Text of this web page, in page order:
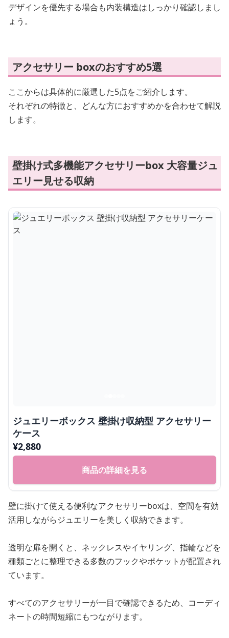
デザインを優先する場合も内装構造はしっかり確認しまし
ょう。
アクセサリー boxのおすすめ5選
ここからは具体的に厳選した5点をご紹介します。
それぞれの特徴と、どんな方におすすめかを合わせて解説
します。
壁掛け式多機能アクセサリーbox 大容量ジュ
エリー見せる収納
ジュエリーボックス 壁掛け収納型 アクセサリー
ケース
¥2,880
商品の詳細を見る
壁に掛けて使える便利なアクセサリーboxは、空間を有効
活用しながらジュエリーを美しく収納できます。
透明な扉を開くと、ネックレスやイヤリング、指輪などを
種類ごとに整理できる多数のフックやポケットが配置され
ています。
すべてのアクセサリーが一目で確認できるため、コーディ
ネートの時間短縮にもつながります。